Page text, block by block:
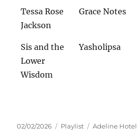
Tessa Rose
Jackson
Grace Notes
Sis and the
Lower
Wisdom
Yasholipsa
Veröffentlicht
02/02/2026 Kategorien
Playlist Schlagwörter
Adeline Hotel